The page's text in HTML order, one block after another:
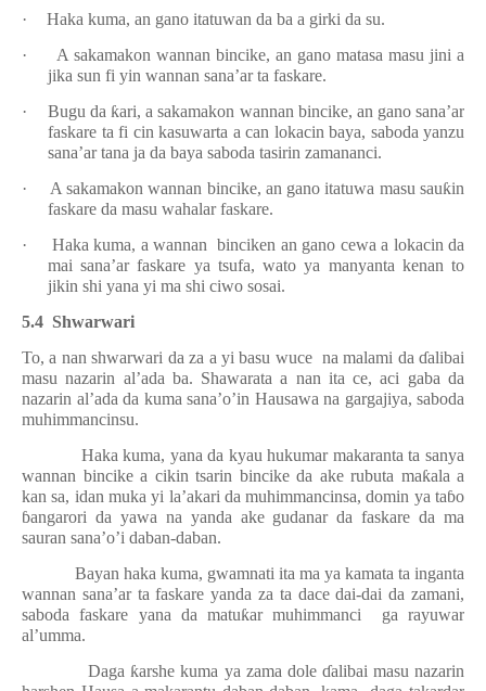
·
Haka kuma, an gano itatuwan da ba a girki da su.
·
A sakamakon wannan bincike, an gano matasa masu jini a
jika sun fi yin wannan sana’ar ta faskare.
·
Bugu da ƙari, a sakamakon wannan bincike, an gano sana’ar
faskare ta fi cin kasuwarta a can lokacin baya, saboda yanzu
sana’ar tana ja da baya saboda tasirin zamananci.
·
A sakamakon wannan bincike, an gano itatuwa masu sauƙin
faskare da masu wahalar faskare.
·
Haka kuma, a wannan binciken an gano cewa a lokacin da
mai sana’ar faskare ya tsufa, wato ya manyanta kenan to
jikin shi yana yi ma shi ciwo sosai.
5.4 Shwarwari
To, a nan shwarwari da za a yi basu wuce na malami daɗalibai
masu nazarin al’ada ba. Shawarata a nan ita ce, aci gaba da
nazarin al’ada da kuma sana’o’in Hausawa na gargajiya, saboda
muhimmancinsu.
Haka kuma, yana da kyau hukumar makaranta ta sanya
wannan bincike a cikin tsarin bincike da ake rubuta maƙala a
kan sa, idan muka yi la’akari da muhimmancinsa, domin ya taɓo
ɓangarori da yawa na yanda ake gudanar da faskare da ma
sauran sana’o’i daban-daban.
Bayan haka kuma, gwamnati ita ma ya kamata ta inganta
wannan sana’ar ta faskare yanda za ta dace dai-dai da zamani,
saboda faskare yana da matuƙar muhimmanci
ga rayuwar
al’umma.
Daga ƙarshe kuma ya zama dole ɗalibai masu nazarin